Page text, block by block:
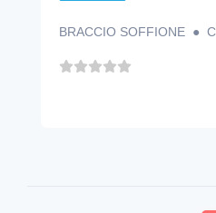
BRACCIO SOFFIONE ●